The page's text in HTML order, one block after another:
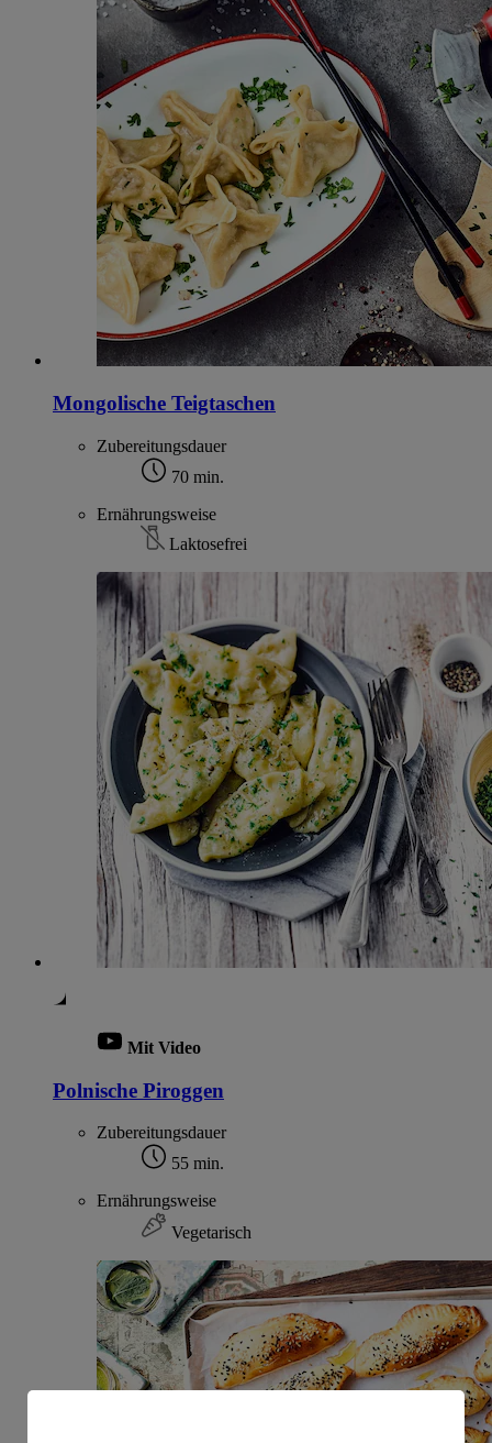
Mongolische Teigtaschen
Zubereitungsdauer
70 min.
Ernährungsweise
Laktosefrei
Mit Video
Polnische Piroggen
Zubereitungsdauer
55 min.
Ernährungsweise
Vegetarisch